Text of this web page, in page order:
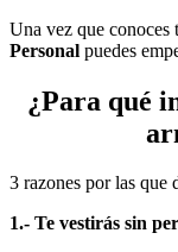
Una vez que conoces
Personal puedes
¿Para qué
3 razones por las que
1.- Te vestirás sin